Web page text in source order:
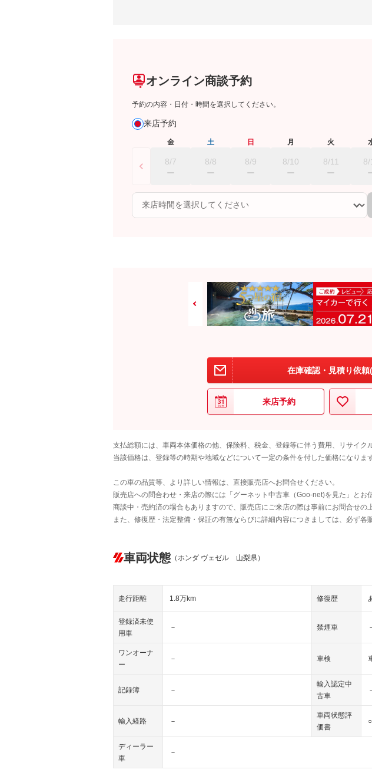
オンライン商談予約
予約の内容・日付・時間を選択してください。
来店予約
金
8/7
土
8/8
日
8/9
月
8/10
火
8/11 8/
在庫確認・見積り依頼
来店予約
支払総額には、車両本体価格の他、保険料、税金、登録等に伴う費用、リサイク
当該価格は、登録等の時期や地域などについて一定の条件を付した価格になります
この車の品質等、より詳しい情報は、直接販売店へお問合せください。
販売店への問合わせ・来店の際には「グーネット中古車（Goo-net)を見た」とお
商談中・売約済の場合もありますので、販売店にご来店の際は事前にお問合せの
また、修復歴・法定整備・保証の有無ならびに詳細内容につきましては、必ず各
車両状態 （ホンダ ヴェゼル 山梨県）
走行距離 1.8万km 修復歴
登録済未使
用車
－ 禁煙車
ワンオーナ
ー
－ 車検
記録簿 －
輸入認定中
古車
輸入経路 －
車両状態評
価書
○
ディーラー
車
－